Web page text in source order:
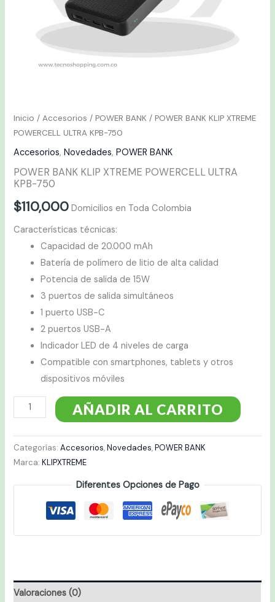
Inicio /Accesorios /POWER BANK / POWER BANK KLIP XTREME
POWERCELL ULTRA KPB-750
Accesorios,Novedades,POWER BANK
POWER BANK KLIP XTREME POWERCELL ULTRA
KPB-750
$110,000 Domicilios en Toda Colombia
Características técnicas:
Capacidad de 20.000 mAh
Batería de polímero de litio de alta calidad
Potencia de salida de 15W
3 puertos de salida simultáneos
1 puerto USB-C
2 puertos USB-A
Indicador LED de 4 niveles de carga
Compatible con smartphones, tablets y otros
dispositivos móviles
AÑADIR AL CARRITO
Categorías:Accesorios,Novedades,POWER BANK
Marca:KLIPXTREME
Diferentes Opciones de Pago
Valoraciones (0)